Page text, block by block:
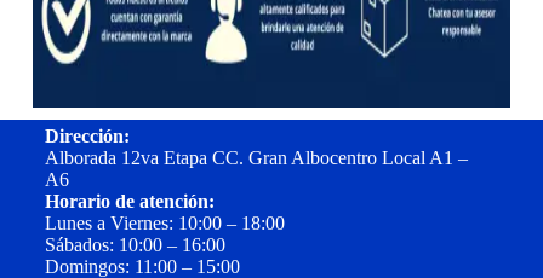
Dirección:
Alborada 12va Etapa CC. Gran Albocentro Local A1 –
A6
Horario de atención:
Lunes a Viernes: 10:00 – 18:00
Sábados: 10:00 – 16:00
Domingos: 11:00 – 15:00